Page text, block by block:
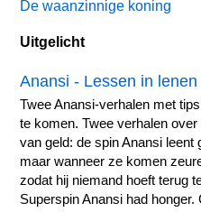
De waanzinnige koning
Uitgelicht
Anansi - Lessen in lenen
Twee Anansi-verhalen met
te komen. Twee verhalen
van geld: de spin Anansi leent
maar wanneer ze komen
zodat hij niemand hoeft terug
Superspin Anansi had honger.